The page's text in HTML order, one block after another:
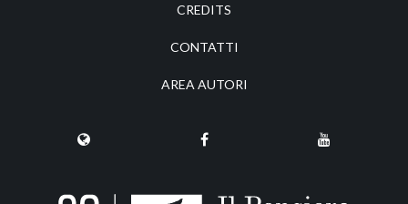
CREDITS
CONTATTI
AREA AUTORI